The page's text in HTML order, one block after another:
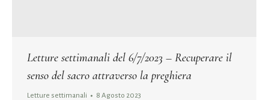
Letture settimanali del 6/7/2023 – Recuperare il
senso del sacro attraverso la preghiera
Letture settimanali 8 Agosto 2023